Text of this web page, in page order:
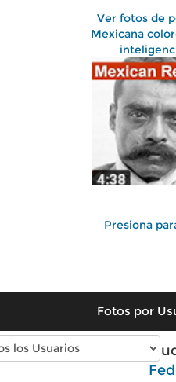
Ver fotos de
Mexicana
Presiona
Fotos por
Fotos antiguas de